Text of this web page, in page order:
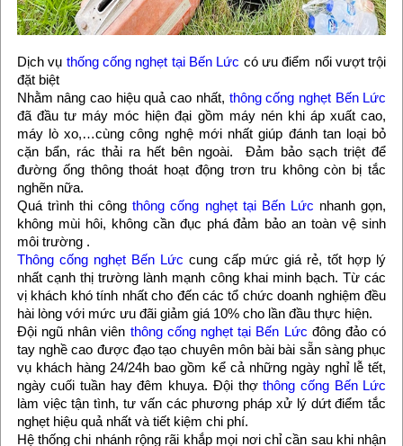
Dịch vụ thống cống nghẹt tại Bến Lức có ưu điểm nổi vượt trội
đặt biệt
Nhằm nâng cao hiệu quả cao nhất, thông cống nghẹt Bến Lức
đã đầu tư máy móc hiện đại gồm máy nén khi áp xuất cao,
máy lò xo,…cùng công nghệ mới nhất giúp đánh tan loại bỏ
cặn bẩn, rác thải ra hết bên ngoài. Đảm bảo sạch triệt để
đường ống thông thoát hoạt động trơn tru không còn bị tắc
nghẽn nữa.
Quá trình thi côngthông cống nghẹt tại Bến Lức nhanh gọn,
không mùi hôi, không cần đục phá đảm bảo an toàn vệ sinh
môi trường .
Thông cống nghẹt Bến Lức cung cấp mức giá rẻ, tốt hợp lý
nhất cạnh thị trường lành mạnh công khai minh bạch. Từ các
vị khách khó tính nhất cho đến các tổ chức doanh nghiệm đều
hài lòng với mức ưu đãi giảm giá 10% cho lần đầu thực hiện.
Đội ngũ nhân viên thông cống nghẹt tại Bến Lức đông đảo có
tay nghề cao được đạo tạo chuyên môn bài bài sẵn sàng phục
vụ khách hàng 24/24h bao gồm kể cả những ngày nghỉ lễ tết,
ngày cuối tuần hay đêm khuya. Đội thợthông cống Bến Lức
làm việc tận tình, tư vấn các phương pháp xử lý dứt điểm tắc
nghẹt hiệu quả nhất và tiết kiệm chi phí.
Hệ thống chi nhánh rộng rãi khắp mọi nơi chỉ cần sau khi nhận